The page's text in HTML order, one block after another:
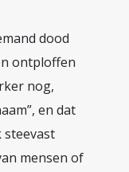
dood
ontploffen
nog,
en dat
steevast
mensen of